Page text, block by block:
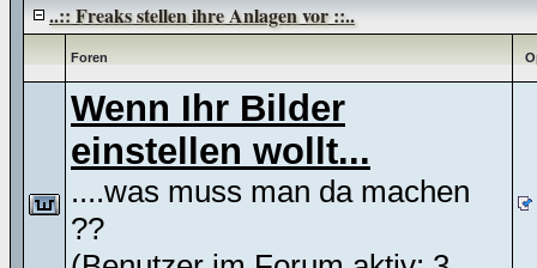
..:: Freaks stellen ihre Anlagen vor ::..
Foren
Wenn Ihr Bilder
einstellen wollt...
....was muss man da machen
??